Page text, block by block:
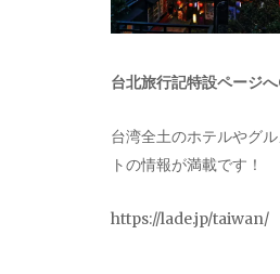
台北旅行記特設ページへ
台湾全土のホテルやグ
トの情報が満載です！
https://lade.jp/taiwan/